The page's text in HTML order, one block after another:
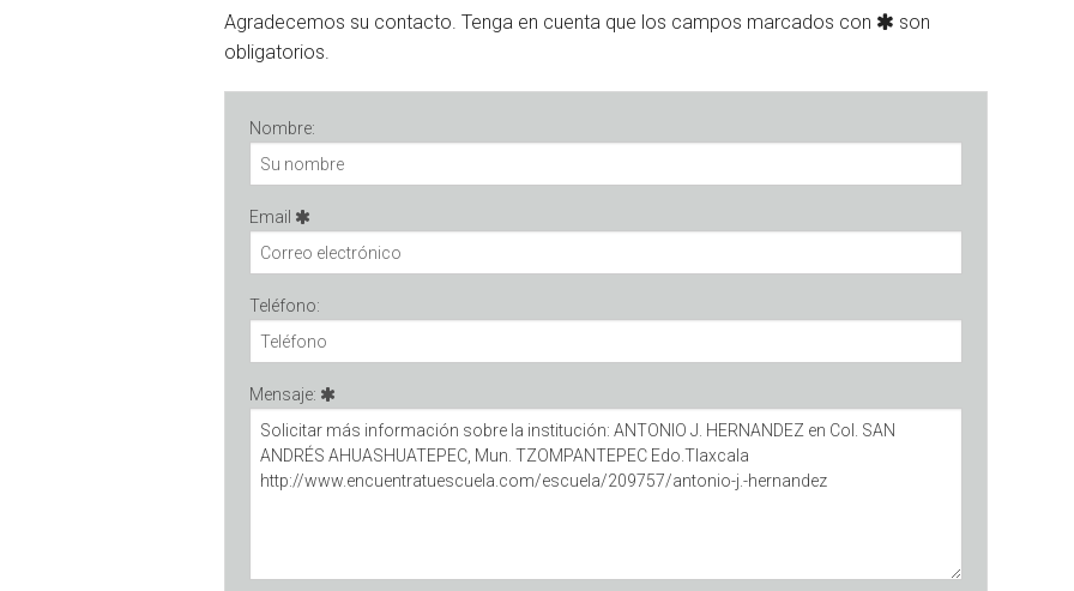
Agradecemos su contacto. Tenga en cuenta que los campos marcados con
son
obligatorios.
Nombre:
Email
Teléfono:
Mensaje: